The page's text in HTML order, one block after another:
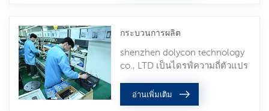
แต่ละปี การลงทุน USD สำหรับ
องค์กร HI-TECH ระดับประเทศ,
และเทคโนโลยีที่จดสิทธิบัตร
ประมาณ 50-100 รายการ, ใบรับ
รอง CE สำหรับผลิตภัณฑ์
กระบวนการผลิต
shenzhen dolycon technology
co., LTD เป็นไดรฟ์ความถี่ตัวแปร
ปั๊มพลังงานแสงอาทิตย์. ในการ
พัฒนา 6 ปีที่ผ่านมา, ด้วยการ
อ่านเพิ่มเติม